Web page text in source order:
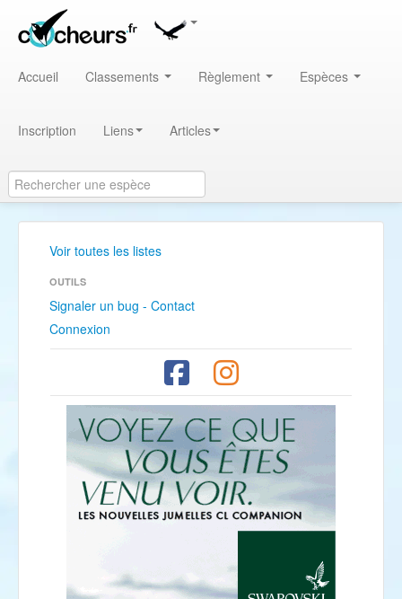
Accueil Classements Règlement Espèces
Inscription Liens Articles
Voir toutes les listes
OUTILS
Signaler un bug - Contact
Connexion